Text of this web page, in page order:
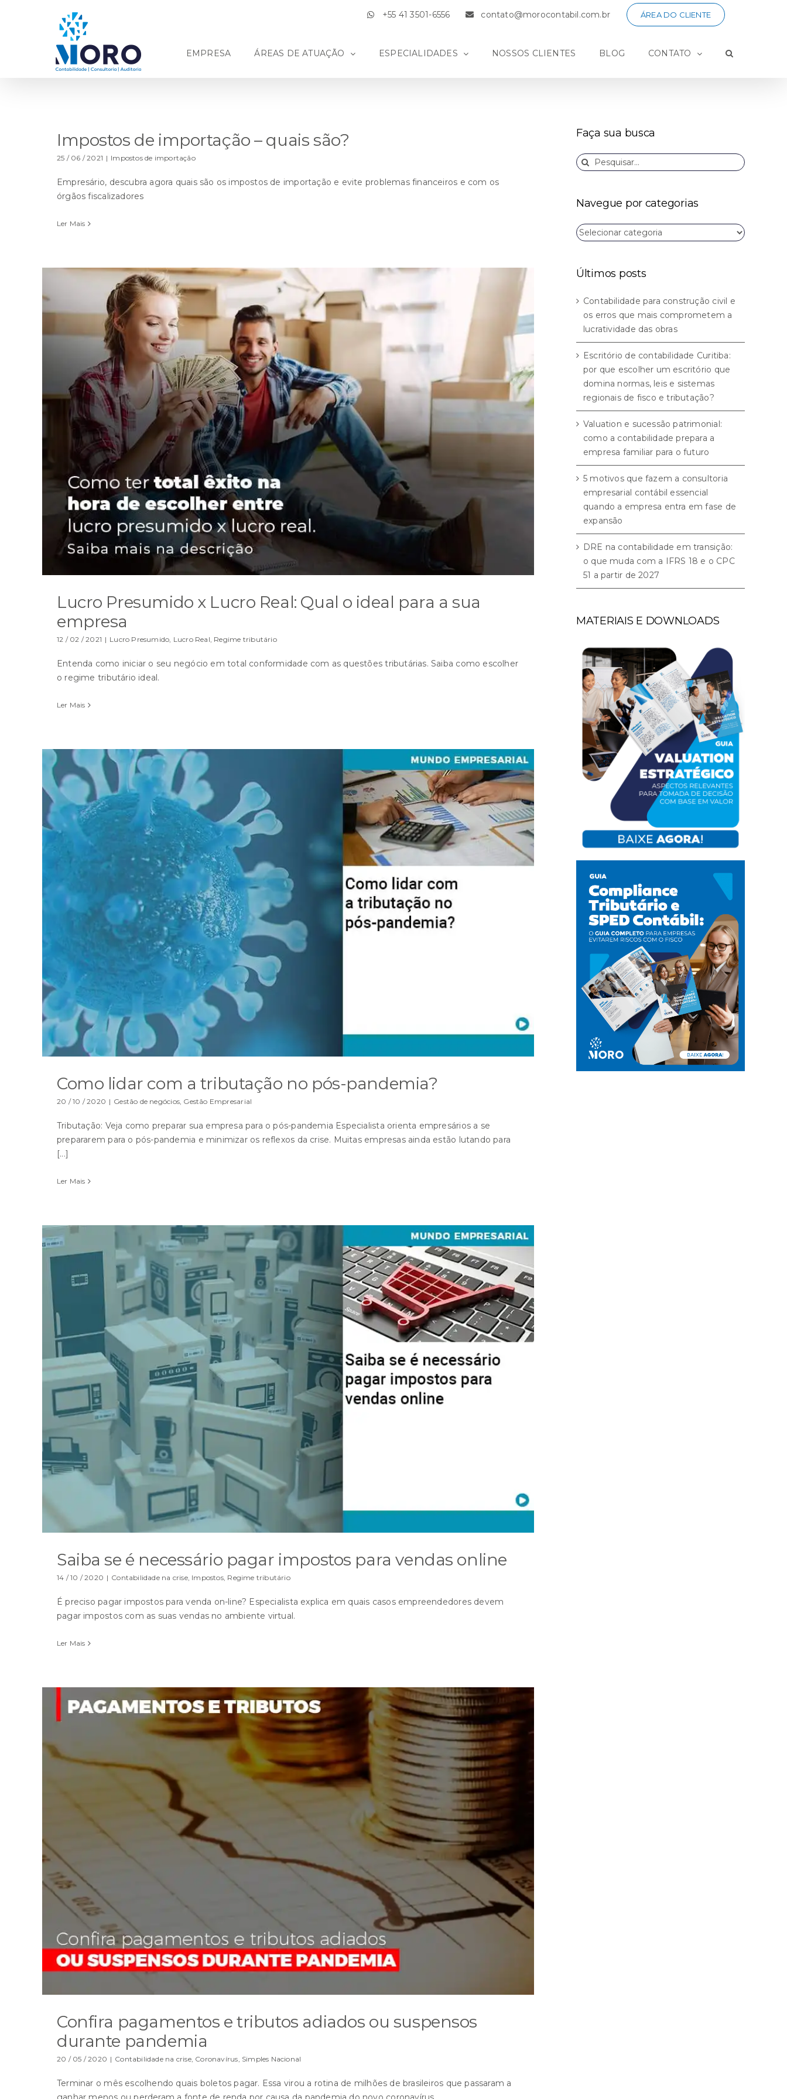
+55 41 3501-6556 contato@morocontabil.com.br ÁREA DO CLIENTE
EMPRESA ÁREAS DE ATUAÇÃO ESPECIALIDADES NOSSOS CLIENTES BLOG CONTATO
Impostos de importação – quais são?
25 / 06 / 2021 | Impostos de importação
Empresário, descubra agora quais são os impostos de importação e evite problemas financeiros e com os
órgãos fiscalizadores
Ler Mais
Lucro Presumido x Lucro Real: Qual o ideal para a sua
empresa
12 / 02 / 2021 | Lucro Presumido, Lucro Real, Regime tributário
Entenda como iniciar o seu negócio em total conformidade com as questões tributárias. Saiba como escolher
o regime tributário ideal.
Ler Mais
Como lidar com a tributação no pós-pandemia?
20 / 10 / 2020 | Gestão de negócios, Gestão Empresarial
Tributação: Veja como preparar sua empresa para o pós-pandemia Especialista orienta empresários a se
prepararem para o pós-pandemia e minimizar os reflexos da crise. Muitas empresas ainda estão lutando para
[...]
Ler Mais
Saiba se é necessário pagar impostos para vendas online
14 / 10 / 2020 | Contabilidade na crise, Impostos, Regime tributário
É preciso pagar impostos para venda on-line? Especialista explica em quais casos empreendedores devem
pagar impostos com as suas vendas no ambiente virtual.
Ler Mais
Confira pagamentos e tributos adiados ou suspensos
durante pandemia
20 / 05 / 2020 | Contabilidade na crise, Coronavírus, Simples Nacional
Terminar o mês escolhendo quais boletos pagar. Essa virou a rotina de milhões de brasileiros que passaram a
Faça sua busca
Buscar
resultados
Navegue por categorias
Navegue
por
Últimos posts
Contabilidade para construção civil e
os erros que mais comprometem a
lucratividade das obras
Escritório de contabilidade Curitiba:
por que escolher um escritório que
domina normas, leis e sistemas
regionais de fisco e tributação?
Valuation e sucessão patrimonial:
como a contabilidade prepara a
empresa familiar para o futuro
5 motivos que fazem a consultoria
empresarial contábil essencial
quando a empresa entra em fase de
expansão
DRE na contabilidade em transição:
o que muda com a IFRS 18 e o CPC
51 a partir de 2027
MATERIAIS E DOWNLOADS